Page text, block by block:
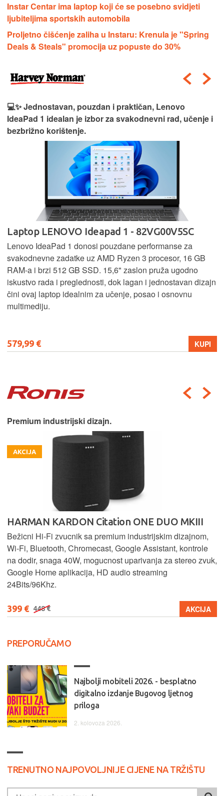
Instar Centar ima laptop koji će se posebno svidjeti
ljubiteljima sportskih automobila
Proljetno čišćenje zaliha u Instaru: Krenula je "Spring
Deals & Steals" promocija uz popuste do 30%
💻✨ Jednostavan, pouzdan i praktičan, Lenovo
IdeaPad 1 idealan je izbor za svakodnevni rad, učenje i
bezbrižno korištenje.
Laptop LENOVO Ideapad 1 - 82VG00V5SC
Lenovo IdeaPad 1 donosi pouzdane performanse za
svakodnevne zadatke uz AMD Ryzen 3 procesor, 16 GB
RAM-a i brzi 512 GB SSD. 15,6" zaslon pruža ugodno
iskustvo rada i preglednosti, dok lagan i jednostavan dizajn
čini ovaj laptop idealnim za učenje, posao i osnovnu
multimediju.
579,99 € KUPI
Premium industrijski dizajn.
AKCIJA
HARMAN KARDON Citation ONE DUO MKIII
Bežicni Hi-Fi zvucnik sa premium industrijskim dizajnom,
Wi-Fi, Bluetooth, Chromecast, Google Assistant, kontrole
na dodir, snaga 40W, mogucnost uparivanja za stereo zvuk,
Google Home aplikacija, HD audio streaming
24Bits/96Khz.
399 € 448 € AKCIJA
PREPORUČAMO
Najbolji mobiteli 2026. - besplatno
digitalno izdanje Bugovog ljetnog
priloga
2. kolovoza 2026.
TRENUTNO NAJPOVOLJNIJE CIJENE NA TRŽIŠTU